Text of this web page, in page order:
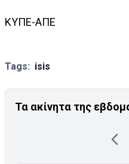
ΚΥΠΕ-ΑΠΕ
Tags: isis
Τα ακίνητα της